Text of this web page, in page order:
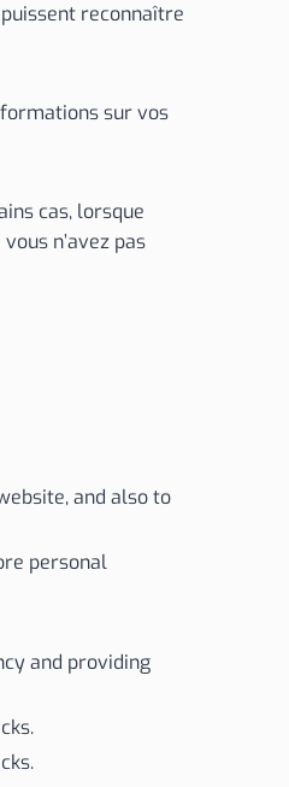
reconnaître
sur vos
cas, lorsque
n’avez pas
and also to
personal
and providing